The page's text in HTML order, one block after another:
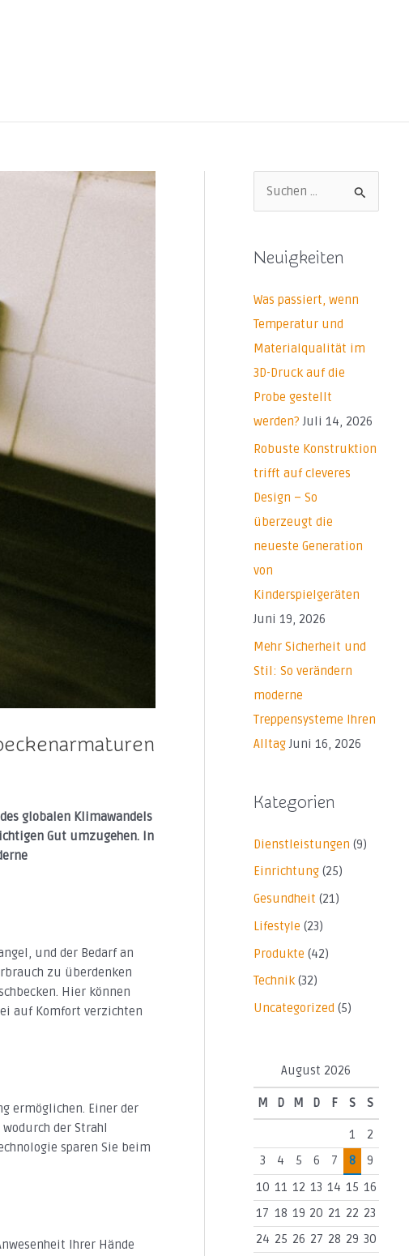
globalen Klimawandels
Gut umzugehen. In
und der Bedarf an
zu überdenken
Hier können
auf Komfort verzichten
ermöglichen. Einer der
der Strahl
sparen Sie beim
Ihrer Hände
h
e
n
n
a
c
Neuigkeiten
Was passiert, wenn
Temperatur und
Materialqualität im
3D-Druck auf die
Probe gestellt
werden? Juli 14, 2026
Robuste Konstruktion
trifft auf cleveres
Design – So
überzeugt die
neueste Generation
von
Kinderspielgeräten
Juni 19, 2026
Mehr Sicherheit und
Stil: So verändern
moderne
Treppensysteme Ihren
Alltag Juni 16, 2026
Kategorien
Dienstleistungen (9)
Einrichtung(25)
Gesundheit (21)
Lifestyle (23)
Produkte (42)
Technik(32)
Uncategorized (5)
August 2026
M D M D F S S
1
2
3
4 5 6 7 8
9
10 11 12 13 14 15 16
17 18 19 20 21 22 23
24 25 26 27 28 29 30